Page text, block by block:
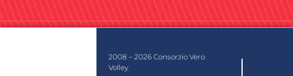
2008 – 2026 Consorzio Vero
Volley